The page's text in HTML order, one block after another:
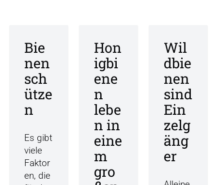
Bie
nen
sch
ütze
n
Es gibt
viele
Faktor
en, die
Hon
igbi
ene
n
lebe
n in
eine
m
gro
Wil
dbie
nen
sind
Ein
zelg
äng
er